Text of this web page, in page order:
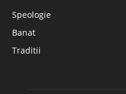
Speologie
Banat
Traditii